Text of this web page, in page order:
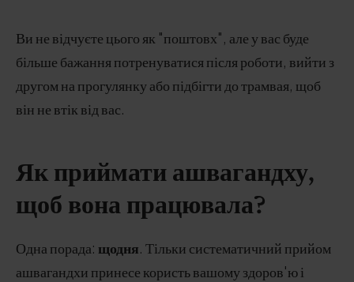
Ви не відчуєте цього як "поштовх", але у вас буде
більше бажання потренуватися після роботи, вийти з
другом на прогулянку або підбігти до трамвая, щоб
він не втік від вас.
Як приймати ашвагандху,
щоб вона працювала?
Одна порада: щодня. Тільки систематичний прийом
ашвагандхи принесе користь вашому здоров'ю і